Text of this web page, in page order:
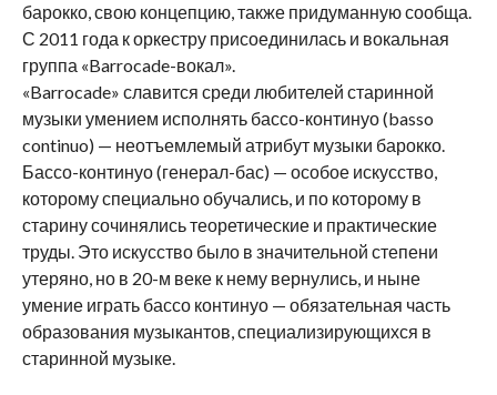
барокко, свою концепцию, также придуманную сообща.
С 2011 года к оркестру присоединилась и вокальная
группа «Barrocade-вокал».
«Barrocade» славится среди любителей старинной
музыки умением исполнять бассо-континуо (basso
continuo) — неотъемлемый атрибут музыки барокко.
Бассо-континуо (генерал-бас) — особое искусство,
которому специально обучались, и по которому в
старину сочинялись теоретические и практические
труды. Это искусство было в значительной степени
утеряно, но в 20-м веке к нему вернулись, и ныне
умение играть бассо континуо — обязательная часть
образования музыкантов, специализирующихся в
старинной музыке.